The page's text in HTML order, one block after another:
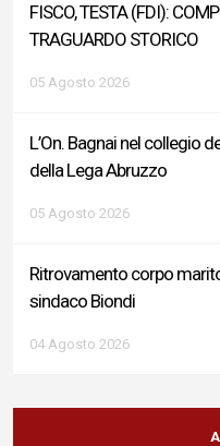
FISCO, TESTA (FDI):
TRAGUARDO STORICO
05 Agosto 2026
L’On. Bagnai nel collegio
della Lega Abruzzo
05 Agosto 2026
Ritrovamento corpo
sindaco Biondi
04 Agosto 2026
Reddito di Cittadinanza,
su criticità persistenti ed